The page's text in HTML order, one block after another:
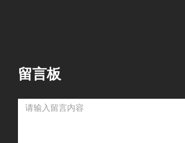
留言板